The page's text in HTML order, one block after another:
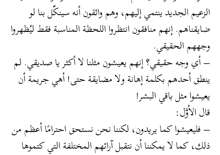
الزعيم الجديد ينتمي إليهم، وهم واثقون أنه سينكّل بنا لو
ضايقناهم. إنهم منافقون انتظروا اللحظة المناسبة فقط ليُظهروا
وجههم الحقيقي.
– أي وجه حقيقي؟ إنهم يعيشون مثلنا لا أكثر يا صديقي. لم
ينطق أحدهم بكلمة إهانة ولا مضايقة حتى! أهي جريمة أن
يعيشوا مثل باقي البشر!
قال الأوَّل:
– فليعيشوا كما يريدون، لكننا نحن نستحق احترامًا أعظم من
ذلك، كما لا يمكننا أن نتقبل آرائهم المختلفة التي كتموها